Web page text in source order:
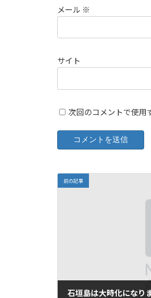
メール ※
サイト
次回のコメントで使用
前の記事
石垣島は大時化になり